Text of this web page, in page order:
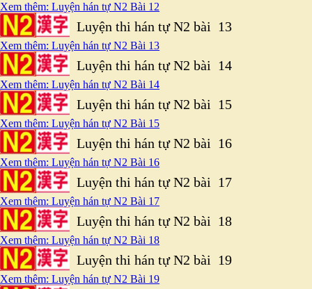
Xem thêm: Luyện hán tự N2 Bài 12
Luyện thi hán tự N2 bài 13
Xem thêm: Luyện hán tự N2 Bài 13
Luyện thi hán tự N2 bài 14
Xem thêm: Luyện hán tự N2 Bài 14
Luyện thi hán tự N2 bài 15
Xem thêm: Luyện hán tự N2 Bài 15
Luyện thi hán tự N2 bài 16
Xem thêm: Luyện hán tự N2 Bài 16
Luyện thi hán tự N2 bài 17
Xem thêm: Luyện hán tự N2 Bài 17
Luyện thi hán tự N2 bài 18
Xem thêm: Luyện hán tự N2 Bài 18
Luyện thi hán tự N2 bài 19
Xem thêm: Luyện hán tự N2 Bài 19